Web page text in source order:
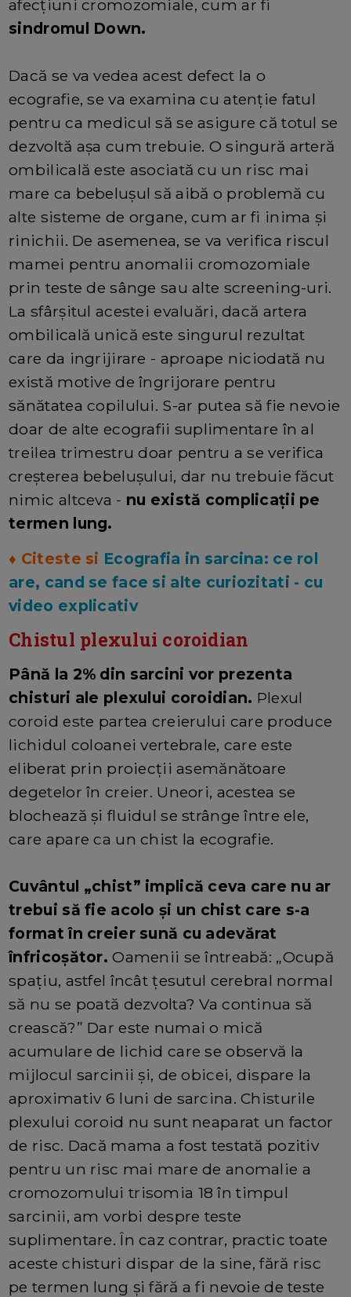
afecțiuni cromozomiale, cum ar fi
sindromul Down.
Dacă se va vedea acest defect la o
ecografie, se va examina cu atenție fatul
pentru ca medicul să se asigure că totul se
dezvoltă așa cum trebuie. O singură arteră
ombilicală este asociată cu un risc mai
mare ca bebelușul să aibă o problemă cu
alte sisteme de organe, cum ar fi inima și
rinichii. De asemenea, se va verifica riscul
mamei pentru anomalii cromozomiale
prin teste de sânge sau alte screening-uri.
La sfârșitul acestei evaluări, dacă artera
ombilicală unică este singurul rezultat
care da ingrijirare - aproape niciodată nu
există motive de îngrijorare pentru
sănătatea copilului. S-ar putea să fie nevoie
doar de alte ecografii suplimentare în al
treilea trimestru doar pentru a se verifica
creșterea bebelușului, dar nu trebuie făcut
nimic altceva - nu există complicații pe
termen lung.
♦ Citeste si Ecografia in sarcina: ce rol
are, cand se face si alte curiozitati - cu
video explicativ
Chistul plexului coroidian
Până la 2% din sarcini vor prezenta
chisturi ale plexului coroidian. Plexul
coroid este partea creierului care produce
lichidul coloanei vertebrale, care este
eliberat prin proiecții asemănătoare
degetelor în creier. Uneori, acestea se
blochează și fluidul se strânge între ele,
care apare ca un chist la ecografie.
Cuvântul „chist” implică ceva care nu ar
trebui să fie acolo și un chist care s-a
format în creier sună cu adevărat
înfricoșător.Oamenii se întreabă: „Ocupă
spațiu, astfel încât țesutul cerebral normal
să nu se poată dezvolta? Va continua să
crească?” Dar este numai o mică
acumulare de lichid care se observă la
mijlocul sarcinii și, de obicei, dispare la
aproximativ 6 luni de sarcina. Chisturile
plexului coroid nu sunt neaparat un factor
de risc. Dacă mama a fost testată pozitiv
pentru un risc mai mare de anomalie a
cromozomului trisomia 18 în timpul
sarcinii, am vorbi despre teste
suplimentare. În caz contrar, practic toate
aceste chisturi dispar de la sine, fără risc
pe termen lung și fără a fi nevoie de teste